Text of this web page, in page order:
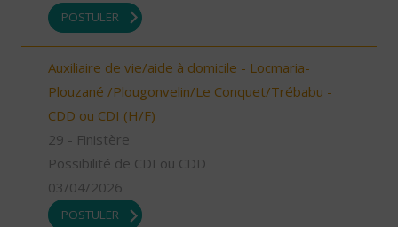
POSTULER
Auxiliaire de vie/aide à domicile - Locmaria-
Plouzané /Plougonvelin/Le Conquet/Trébabu -
CDD ou CDI (H/F)
29 - Finistère
Possibilité de CDI ou CDD
03/04/2026
POSTULER